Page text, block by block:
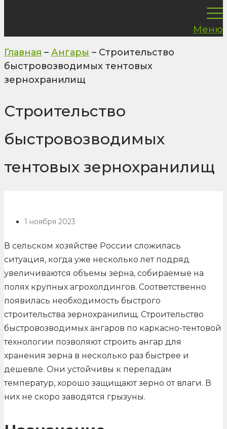
Меню
Главная – Ангары – Строительство
быстровозводимых тентовых
зернохранилищ
Строительство
быстровозводимых
тентовых зернохранилищ
1 ноября 2023
В сельском хозяйстве России сложилась
ситуация, когда уже несколько лет подряд
увеличиваются объемы зерна, собираемые на
полях крупных агрохолдингов. Соответственно
появилась необходимость быстрого
строительства зернохранилищ. Строительство
быстровозводимых ангаров по каркасно-тентовой
технологии позволяют строить ангар для
хранения зерна в несколько раз быстрее и
дешевле. Они устойчивы к перепадам
температур, хорошо защищают зерно от влаги. В
них не скоро заводятся грызуны.